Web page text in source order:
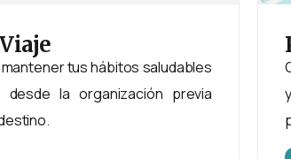
Viaje
tus hábitos saludables
desde la organización previa